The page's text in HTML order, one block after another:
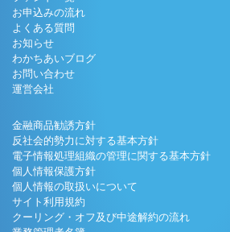
お申込みの流れ
よくある質問
お知らせ
わかちあいブログ
お問い合わせ
運営会社
金融商品勧誘方針
反社会的勢力に対する基本方針
電子情報処理組織の管理に関する基本方針
個人情報保護方針
個人情報の取扱いについて
サイト利用規約
クーリング・オフ及び中途解約の流れ